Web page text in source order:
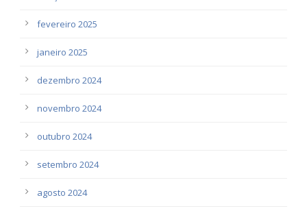
fevereiro 2025
janeiro 2025
dezembro 2024
novembro 2024
outubro 2024
setembro 2024
agosto 2024